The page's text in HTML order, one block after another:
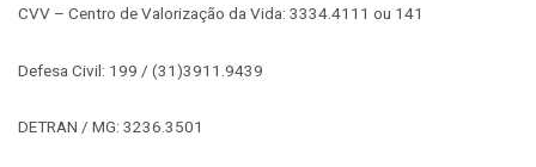
CVV – Centro de Valorização da Vida: 3334.4111 ou 141
Defesa Civil: 199 / (31)3911.9439
DETRAN / MG: 3236.3501